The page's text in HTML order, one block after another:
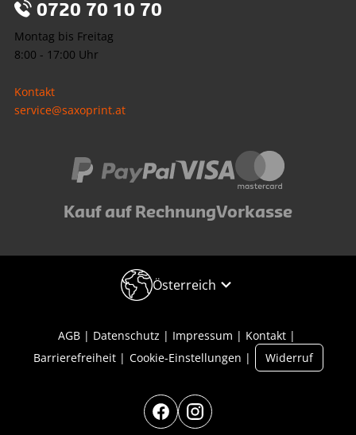
0720 70 10 70
Montag bis Freitag
8:00 - 17:00 Uhr
Kontakt
service@saxoprint.at
Kauf auf RechnungVorkasse
Österreich
AGB Datenschutz Impressum
Kontakt
Barrierefreiheit
Cookie-Einstellungen Widerruf